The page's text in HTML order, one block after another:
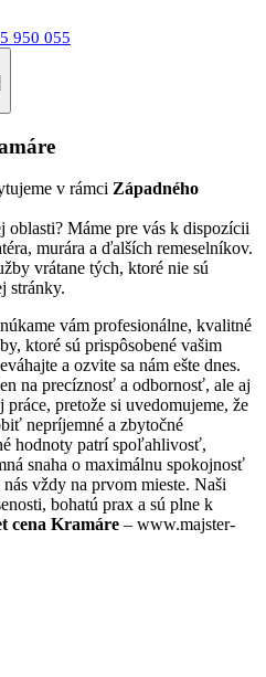
950 055
v rámci Západného
oblasti? Máme pre vás k dispozícii
murára a ďalších remeselníkov.
vrátane tých, ktoré nie sú
stránky.
vám profesionálne, kvalitné
ktoré sú prispôsobené vašim
a ozvite sa nám ešte dnes.
na precíznosť a odbornosť, ale aj
pretože si uvedomujeme, že
nepríjemné a zbytočné
hodnoty patrí spoľahlivosť,
snaha o maximálnu spokojnosť
vždy na prvom mieste. Naši
bohatú prax a sú plne k
cena Kramáre – www.majster-